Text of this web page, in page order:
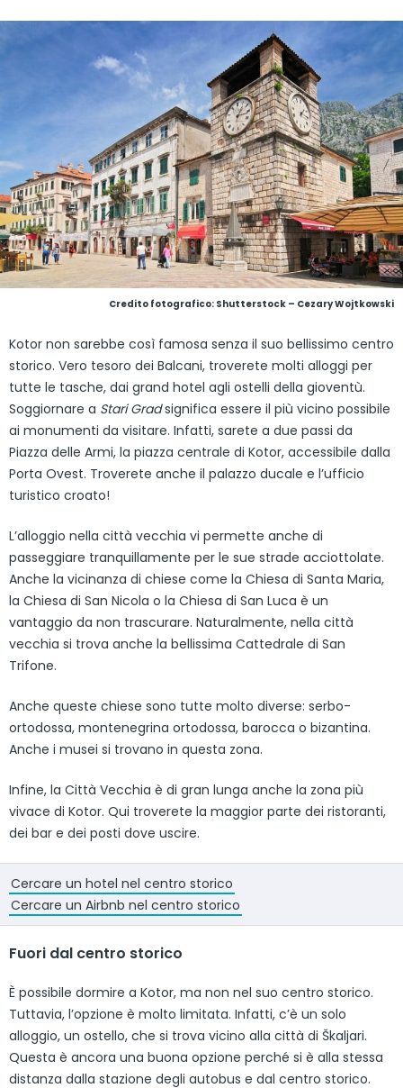
Credito fotografico: Shutterstock – Cezary Wojtkowski
Kotor non sarebbe così famosa senza il suo bellissimo centro
storico. Vero tesoro dei Balcani, troverete molti alloggi per
tutte le tasche, dai grand hotel agli ostelli della gioventù.
Soggiornare a Stari Gradsignifica essere il più vicino possibile
ai monumenti da visitare. Infatti, sarete a due passi da
Piazza delle Armi, la piazza centrale di Kotor, accessibile dalla
Porta Ovest. Troverete anche il palazzo ducale e l’ufficio
turistico croato!
L’alloggio nella città vecchia vi permette anche di
passeggiare tranquillamente per le sue strade acciottolate.
Anche la vicinanza di chiese come la Chiesa di Santa Maria,
la Chiesa di San Nicola o la Chiesa di San Luca è un
vantaggio da non trascurare. Naturalmente, nella città
vecchia si trova anche la bellissima Cattedrale di San
Trifone.
Anche queste chiese sono tutte molto diverse: serbo-
ortodossa, montenegrina ortodossa, barocca o bizantina.
Anche i musei si trovano in questa zona.
Infine, la Città Vecchia è di gran lunga anche la zona più
vivace di Kotor. Qui troverete la maggior parte dei ristoranti,
dei bar e dei posti dove uscire.
Cercare un hotel nel centro storico
Cercare un Airbnb nel centro storico
Fuori dal centro storico
È possibile dormire a Kotor, ma non nel suo centro storico.
Tuttavia, l’opzione è molto limitata. Infatti, c’è un solo
alloggio, un ostello, che si trova vicino alla città di Škaljari.
Questa è ancora una buona opzione perché si è alla stessa
distanza dalla stazione degli autobus e dal centro storico.